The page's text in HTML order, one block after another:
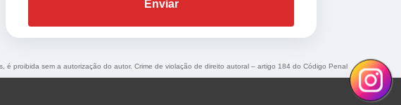
Enviar
proibida sem a autorização do autor. Crime de violação de direito autoral – artigo 184 do Código Penal